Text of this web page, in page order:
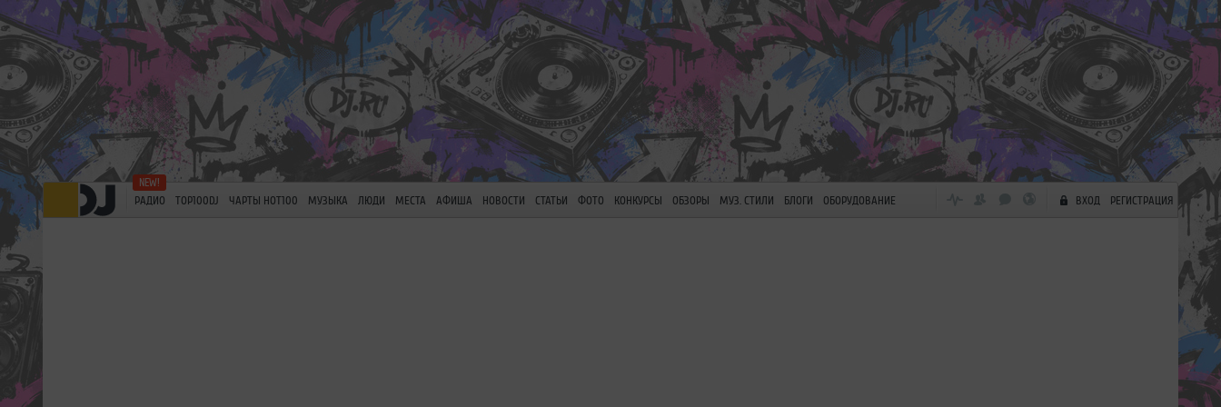
РАДИО TOP100DJ ЧАРТЫ HOT100 МУЗЫКА ЛЮДИ МЕСТА АФИША НОВОСТИ СТАТЬИ ФОТО КОНКУРСЫ ОБЗОРЫ МУЗ. СТИЛИ БЛОГИ ОБОРУДОВАНИЕ ВХОД РЕГИСТРАЦИЯ